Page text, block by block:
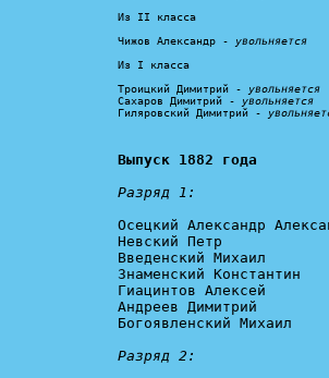
Из II класса
Чижов Александр - увольняется
Из I класса
Троицкий Димитрий - увольняется
Сахаров Димитрий - увольняется
Гиляровский Димитрий -
Выпуск 1882 года
Разряд 1:
Осецкий Александр
Невский Петр
Введенский Михаил
Знаменский Константин
Гиацинтов Алексей
Андреев Димитрий
Богоявленский Михаил
Разряд 2: